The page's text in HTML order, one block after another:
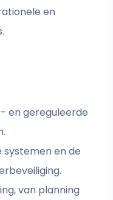
en
en gereguleerde
systemen en de
van planning